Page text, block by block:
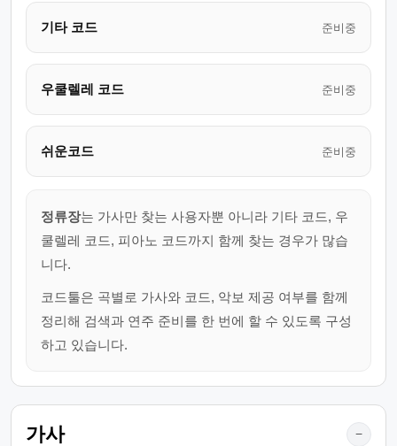
기타 코드 준비중
우쿨렐레 코드 준비중
쉬운코드 준비중
정류장는 가사만 찾는 사용자뿐 아니라 기타 코드, 우
쿨렐레 코드, 피아노 코드까지 함께 찾는 경우가 많습
니다.
코드툴은 곡별로 가사와 코드, 악보 제공 여부를 함께
정리해 검색과 연주 준비를 한 번에 할 수 있도록 구성
하고 있습니다.
가사 −